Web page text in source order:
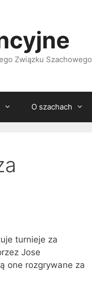
Związku Szachowego
O szachach
turnieje za
Jose
one rozgrywane za